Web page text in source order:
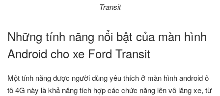
Transit
Những tính năng nổi bật của màn hình
Android cho xe Ford Transit
Một tính năng được người dùng yêu thích ở màn hình android ô
tô 4G này là khả năng tích hợp các chức năng lên vô lăng xe, từ